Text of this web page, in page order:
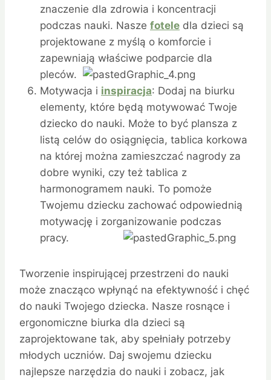
znaczenie dla zdrowia i koncentracji
podczas nauki. Nasze fotele dla dzieci są
projektowane z myślą o komforcie i
zapewniają właściwe podparcie dla
pleców.
Motywacja i inspiracja: Dodaj na biurku
elementy, które będą motywować Twoje
dziecko do nauki. Może to być plansza z
listą celów do osiągnięcia, tablica korkowa
na której można zamieszczać nagrody za
dobre wyniki, czy też tablica z
harmonogramem nauki. To pomoże
Twojemu dziecku zachować odpowiednią
motywację i zorganizowanie podczas
pracy.
Tworzenie inspirującej przestrzeni do nauki
może znacząco wpłynąć na efektywność i chęć
do nauki Twojego dziecka. Nasze rosnące i
ergonomiczne biurka dla dzieci są
zaprojektowane tak, aby spełniały potrzeby
młodych uczniów. Daj swojemu dziecku
najlepsze narzędzia do nauki i zobacz, jak